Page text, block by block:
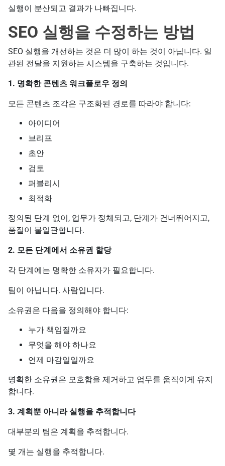
실행이 분산되고 결과가 나빠집니다.
SEO 실행을 수정하는 방법
SEO 실행을 개선하는 것은 더 많이 하는 것이 아닙니다. 일
관된 전달을 지원하는 시스템을 구축하는 것입니다.
1. 명확한 콘텐츠 워크플로우 정의
모든 콘텐츠 조각은 구조화된 경로를 따라야 합니다:
아이디어
브리프
초안
검토
퍼블리시
최적화
정의된 단계 없이, 업무가 정체되고, 단계가 건너뛰어지고,
품질이 불일관합니다.
2. 모든 단계에서 소유권 할당
각 단계에는 명확한 소유자가 필요합니다.
팀이 아닙니다. 사람입니다.
소유권은 다음을 정의해야 합니다:
누가 책임질까요
무엇을 해야 하나요
언제 마감일일까요
명확한 소유권은 모호함을 제거하고 업무를 움직이게 유지
합니다.
3. 계획뿐 아니라 실행을 추적합니다
대부분의 팀은 계획을 추적합니다.
몇 개는 실행을 추적합니다.